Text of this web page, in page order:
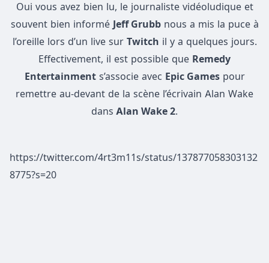
Oui vous avez bien lu, le journaliste vidéoludique et
souvent bien informé Jeff Grubbnous a mis la puce à
l’oreille lors d’un live sur Twitch il y a quelques jours.
Effectivement, il est possible que Remedy
Entertainments’associe avec Epic Gamespour
remettre au-devant de la scène l’écrivain Alan Wake
dans Alan Wake 2.
https://twitter.com/4rt3m11s/status/137877058303132
8775?s=20